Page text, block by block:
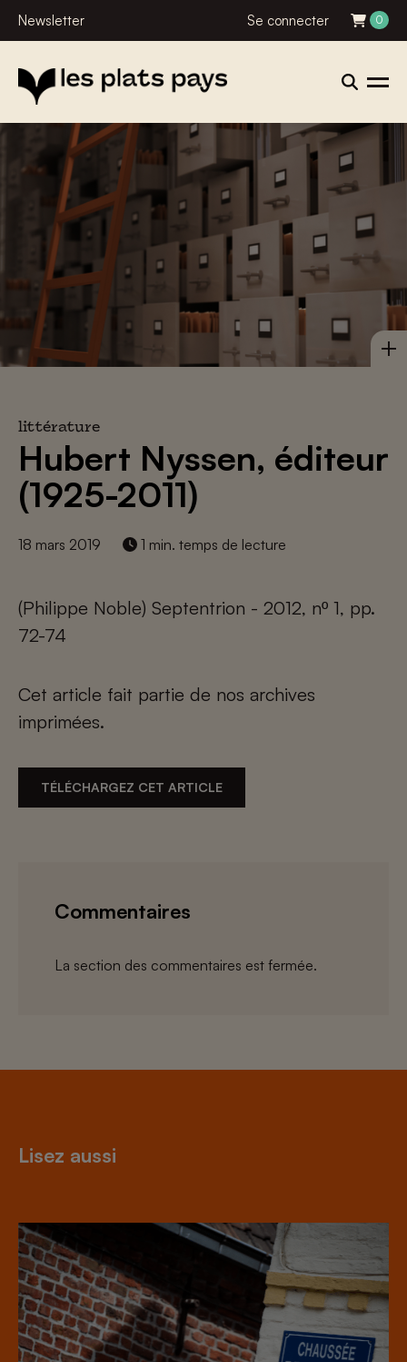
Newsletter Se connecter 0
littérature
Hubert Nyssen, éditeur
(1925-2011)
18 mars 2019 1 min. temps de lecture
(Philippe Noble) Septentrion - 2012, nº 1, pp.
72-74
Cet article fait partie de nos archives
imprimées.
TÉLÉCHARGEZ CET ARTICLE
Commentaires
La section des commentaires est fermée.
Lisez aussi